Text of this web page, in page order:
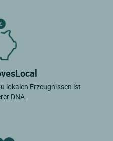
lokalen Erzeugnissen ist
DNA.